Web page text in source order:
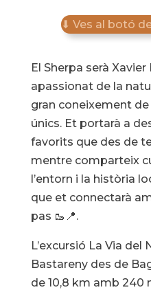
⬇ Ves al botó
El Sherpa serà
apassionat de la
gran coneixement de
únics. Et portarà a
favorits que des de
mentre comparteix
l’entorn i la història
que et connectarà
pas 🥾📍.
L’excursió La Via del
Bastareny des de
de 10,8 km amb 240